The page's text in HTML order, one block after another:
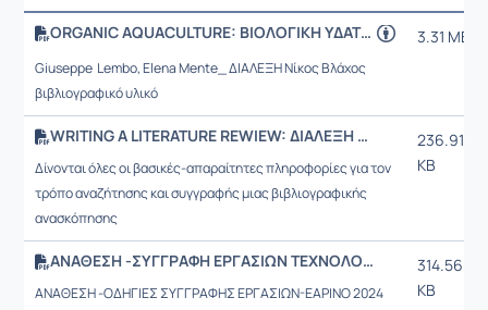
ORGANIC AQUACULTURE: ΒΙΟΛΟΓΙΚΗ ΥΔΑΤΟΚΑΛΛΙΕΡΓΕΙΑ
Giuseppe Lembo, Elena Mente_ ΔΙΑΛΕΞΗ Νίκος Βλάχος
βιβλιογραφικό υλικό
3.31 MB
WRITING A LITERATURE REWIEW: ΔΙΑΛΕΞΗ ΝΙΚΟΣ ΒΛΑΧΟΣ
Δίνονται όλες οι βασικές-απαραίτητες πληροφορίες για τον
τρόπο αναζήτησης και συγγραφής μιας βιβλιογραφικής
ανασκόπησης
236.91
KB
ΑΝΑΘΕΣΗ -ΣΥΓΓΡΑΦΗ ΕΡΓΑΣΙΩΝ ΤΕΧΝΟΛΟΓΙΕΣ ΦΙΛΙΚΕΣ ΣΤΟ ΠΕΡΙΒΑΛΛΟΝ
ΑΝΑΘΕΣΗ -ΟΔΗΓΙΕΣ ΣΥΓΓΡΑΦΗΣ ΕΡΓΑΣΙΩΝ-ΕΑΡΙΝΟ 2024
314.56
KB